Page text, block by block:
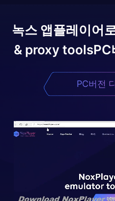
녹스 앱플레이어
& proxy toolsPC
PC버전